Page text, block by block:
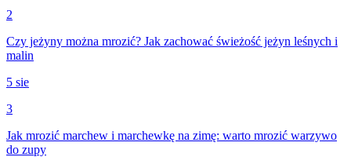
2
Czy jeżyny można mrozić? Jak zachować świeżość jeżyn leśnych i
malin
5 sie
3
Jak mrozić marchew i marchewkę na zimę: warto mrozić warzywo
do zupy